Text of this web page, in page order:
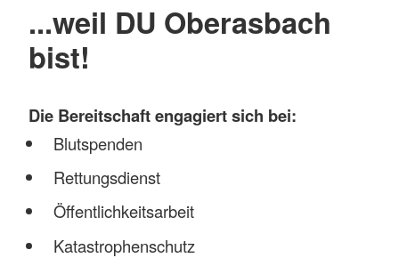
...weil DU Oberasbach
bist!
Die Bereitschaft engagiert sich bei:
Blutspenden
Rettungsdienst
Öffentlichkeitsarbeit
Katastrophenschutz